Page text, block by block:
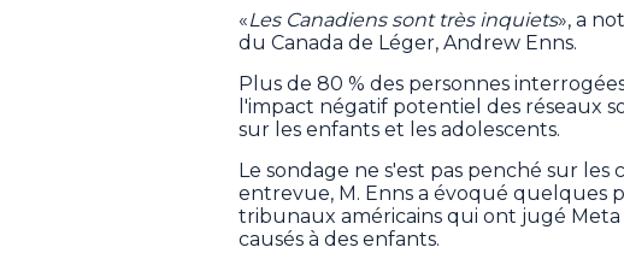
«Les Canadiens sont très inquiets», a
du Canada de Léger, Andrew Enns.
Plus de 80 % des personnes
l'impact négatif potentiel des réseaux
sur les enfants et les adolescents.
Le sondage ne s'est pas penché sur les
entrevue, M. Enns a évoqué quelques
tribunaux américains qui ont jugé
causés à des enfants.